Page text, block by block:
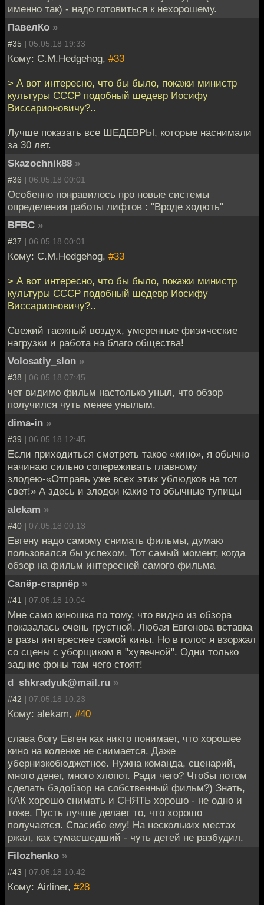
именно так) - надо готовиться к нехорошему.
ПавелКо »
#35 | 05.05.18 19:33
Кому: C.M.Hedgehog, #33
> А вот интересно, что бы было, покажи министр
культуры СССР подобный шедевр Иосифу
Виссарионовичу?..
Лучше показать все ШЕДЕВРЫ, которые наснимали
за 30 лет.
Skazochnik88 »
#36 | 06.05.18 00:01
Особенно понравилось про новые системы
определения работы лифтов : "Вроде ходють"
BFBC »
#37 | 06.05.18 00:01
Кому: C.M.Hedgehog, #33
> А вот интересно, что бы было, покажи министр
культуры СССР подобный шедевр Иосифу
Виссарионовичу?..
Свежий таежный воздух, умеренные физические
нагрузки и работа на благо общества!
Volosatiy_slon »
#38 | 06.05.18 07:45
чет видимо фильм настолько уныл, что обзор
получился чуть менее унылым.
dima-in »
#39 | 06.05.18 12:45
Если приходиться смотреть такое «кино», я обычно
начинаю сильно сопереживать главному
злодею-«Отправь уже всех этих ублюдков на тот
свет!» А здесь и злодеи какие то обычные тупицы
alekam »
#40 | 07.05.18 00:13
Евгену надо самому снимать фильмы, думаю
пользовался бы успехом. Тот самый момент, когда
обзор на фильм интересней самого фильма
Сапёр-старпёр »
#41 | 07.05.18 10:04
Мне само киношка по тому, что видно из обзора
показалась очень грустной. Любая Евгенова вставка
в разы интереснее самой кины. Но в голос я взоржал
со сцены с уборщиком в "хуяечной". Одни только
задние фоны там чего стоят!
d_shkradyuk@mail.ru »
#42 | 07.05.18 10:23
Кому: alekam, #40
слава богу Евген как никто понимает, что хорошее
кино на коленке не снимается. Даже
убернизкобюджетное. Нужна команда, сценарий,
много денег, много хлопот. Ради чего? Чтобы потом
сделать бэдобзор на собственный фильм?) Знать,
КАК хорошо снимать и СНЯТЬ хорошо - не одно и
тоже. Пусть лучше делает то, что хорошо
получается. Спасибо ему! На нескольких местах
ржал, как сумасшедший - чуть детей не разбудил.
Filozhenko »
#43 | 07.05.18 10:42
Кому: Airliner, #28